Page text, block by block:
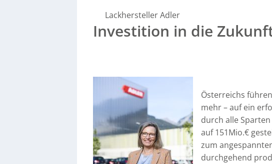
Lackhersteller Adler
Investition in die
Österreichs
mehr – auf ein
durch alle
auf 151Mio.€
zum
durchgehend